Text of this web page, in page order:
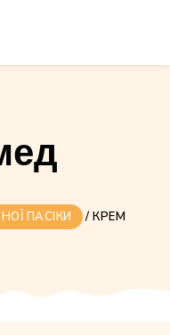
ПАСІКИ /КРЕМ